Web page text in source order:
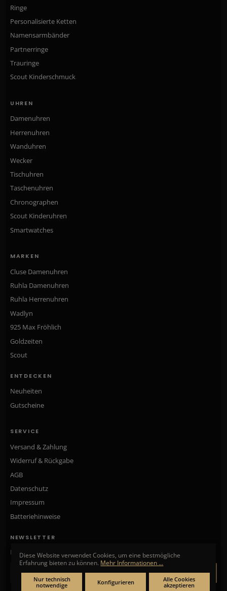
Ringe
Personalisierte Ketten
Namensarmbänder
Partnerringe
Trauringe
Scout Kinderschmuck
UHREN
Damenuhren
Herrenuhren
Wanduhren
Wecker
Tischuhren
Taschenuhren
Chronographen
Scout Kinderuhren
Smartwatches
MARKEN
Cluse Damenuhren
Ruhla Damenuhren
Ruhla Herrenuhren
Wadlyn
925 Max Fröhlich
Goldzeiten
Scout
ENTDECKEN
Neuheiten
Gutscheine
SERVICE
Versand & Zahlung
Widerruf & Rückgabe
AGB
Datenschutz
Impressum
Batteriehinweise
NEWSLETTER
Neue Kollektionen, exklusive Angebote & Aktionen direkt in Ihr Postfach.
ANMELDEN
Diese Website verwendet Cookies, um eine bestmögliche
Erfahrung bieten zu können. Mehr Informationen ...
Nur technisch
notwendige
Konfigurieren
Alle Cookies
akzeptieren